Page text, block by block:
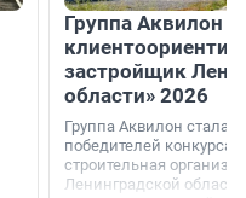
Группа Аквилон
застройщик
области» 2026
Группа Аквилон стала
победителей конкурса
строительная
Ленинградской области